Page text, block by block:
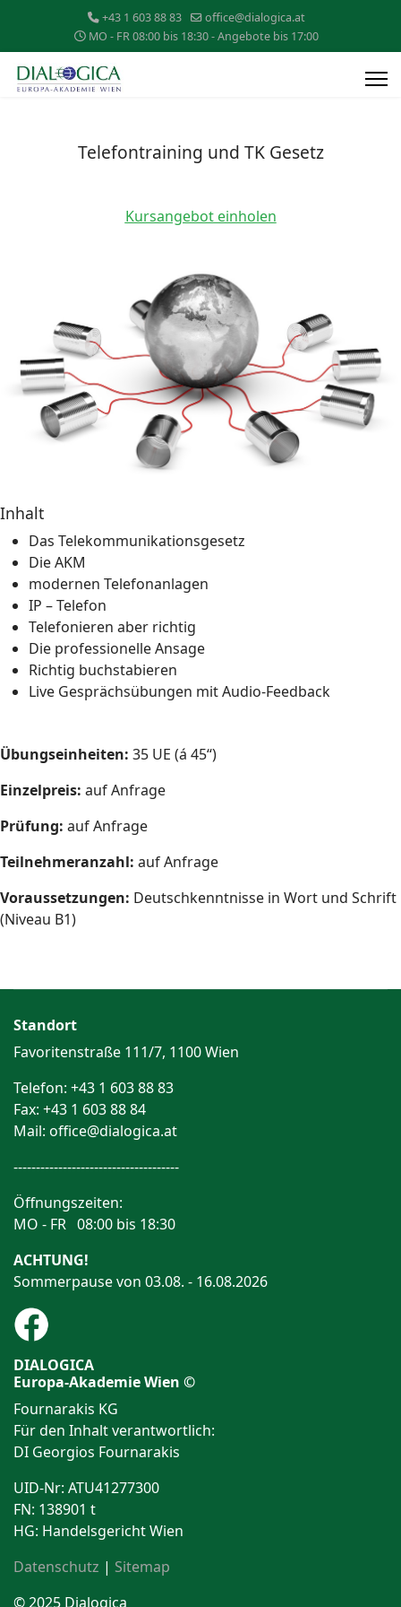
+43 1 603 88 83
office@dialogica.at
MO - FR 08:00 bis 18:30 - Angebote bis 17:00
Telefontraining und TK Gesetz
Kursangebot einholen
Inhalt
Das Telekommunikationsgesetz
Die AKM
modernen Telefonanlagen
IP – Telefon
Telefonieren aber richtig
Die professionelle Ansage
Richtig buchstabieren
Live Gesprächsübungen mit Audio-Feedback
Übungseinheiten: 35 UE (á 45“)
Einzelpreis: auf Anfrage
Prüfung: auf Anfrage
Teilnehmeranzahl: auf Anfrage
Voraussetzungen: Deutschkenntnisse in Wort und Schrift
(Niveau B1)
Standort
Favoritenstraße 111/7, 1100 Wien
Telefon: +43 1 603 88 83
Fax: +43 1 603 88 84
Mail: office@dialogica.at
-------------------------------------
Öffnungszeiten:
MO - FR 08:00 bis 18:30
ACHTUNG!
Sommerpause von 03.08. - 16.08.2026
DIALOGICA
Europa-Akademie Wien ©
Fournarakis KG
Für den Inhalt verantwortlich:
DI Georgios Fournarakis
UID-Nr: ATU41277300
FN: 138901 t
HG: Handelsgericht Wien
Datenschutz | Sitemap
© 2025 Dialogica